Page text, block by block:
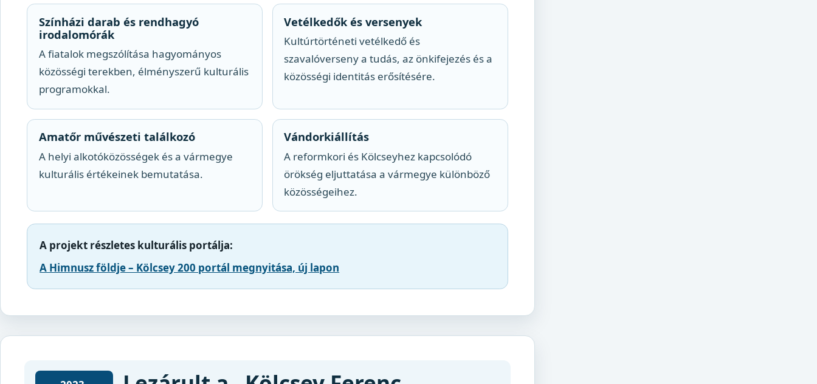
Színházi darab és rendhagyó
irodalomórák
A fiatalok megszólítása hagyományos
közösségi terekben, élményszerű kulturális
programokkal.
Vetélkedők és versenyek
Kultúrtörténeti vetélkedő és
szavalóverseny a tudás, az önkifejezés és a
közösségi identitás erősítésére.
Amatőr művészeti találkozó
A helyi alkotóközösségek és a vármegye
kulturális értékeinek bemutatása.
Vándorkiállítás
A reformkori és Kölcseyhez kapcsolódó
örökség eljuttatása a vármegye különböző
közösségeihez.
A projekt részletes kulturális portálja:
A Himnusz földje – Kölcsey 200 portál megnyitása, új lapon